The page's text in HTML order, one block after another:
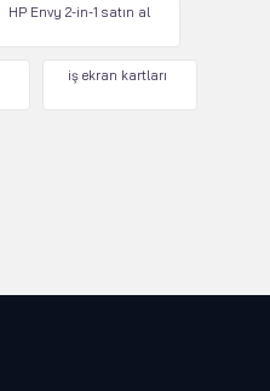
HP Envy 2-in-1 satın al
iş ekran kartları